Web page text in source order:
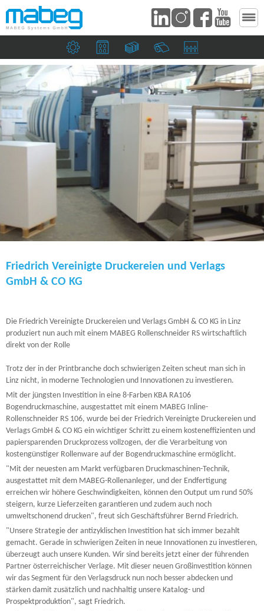
Maschinenbau­unternehmen
Druckereien & Verpackungsindustrie
Banknoten &PapierfabrikenSaugköpfe &
Friedrich Vereinigte Druckereien und Verlags
GmbH & CO KG
Die Friedrich Vereinigte Druckereien und Verlags GmbH & CO KG in Linz
produziert nun auch mit einem MABEG Rollenschneider RS wirtschaftlich
direkt von der Rolle
Trotz der in der Printbranche doch schwierigen Zeiten scheut man sich in
Linz nicht, in moderne Technologien und Innovationen zu investieren.
Mit der jüngsten Investition in eine 8-Farben KBA RA106
Bogendruckmaschine, ausgestattet mit einem MABEG Inline-
Rollenschneider RS 106, wurde bei der Friedrich Vereinigte Druckereien und
Verlags GmbH & CO KG ein wichtiger Schritt zu einem kosteneffizienten und
papiersparenden Druckprozess vollzogen, der die Verarbeitung von
kostengünstiger Rollenware auf der Bogendruckmaschine ermöglicht.
"Mit der neuesten am Markt verfügbaren Druckmaschinen-Technik,
ausgestattet mit dem MABEG-Rollenanleger, und der Endfertigung
erreichen wir höhere Geschwindigkeiten, können den Output um rund 50%
steigern, kurze Lieferzeiten garantieren und zudem auch noch
umweltschonend drucken", freut sich Geschäftsführer Bernd Friedrich.
"Unsere Strategie der antizyklischen Investition hat sich immer bezahlt
gemacht. Gerade in schwierigen Zeiten in neue Innovationen zu investieren,
überzeugt auch unsere Kunden. Wir sind bereits jetzt einer der führenden
Partner österreichischer Verlage. Mit dieser neuen Großinvestition können
wir das Segment für den Verlagsdruck nun noch besser abdecken und
stärken damit zusätzlich und nachhaltig unsere Katalog- und
Prospektproduktion", sagt Friedrich.